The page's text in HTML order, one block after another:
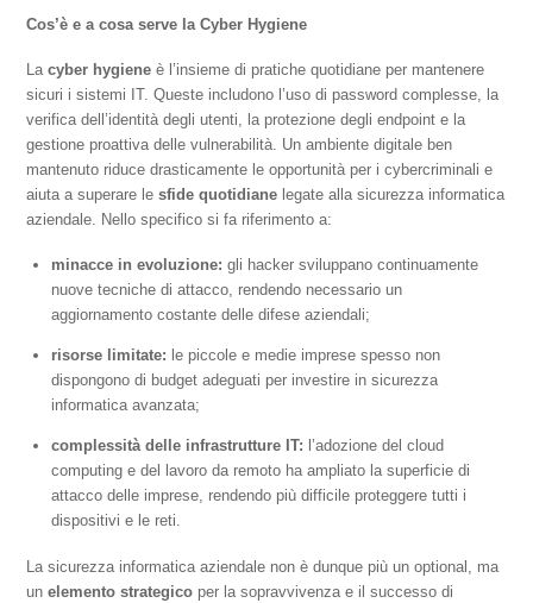
Cos’è e a cosa serve la Cyber Hygiene
Lacyber hygiene è l’insieme di pratiche quotidiane per mantenere
sicuri i sistemi IT. Queste includono l’uso di password complesse, la
verifica dell’identità degli utenti, la protezione degli endpoint e la
gestione proattiva delle vulnerabilità. Un ambiente digitale ben
mantenuto riduce drasticamente le opportunità per i cybercriminali e
aiuta a superare lesfide quotidiane legate alla sicurezza informatica
aziendale. Nello specifico si fa riferimento a:
minacce in evoluzione: gli hacker sviluppano continuamente
nuove tecniche di attacco, rendendo necessario un
aggiornamento costante delle difese aziendali;
risorse limitate: le piccole e medie imprese spesso non
dispongono di budget adeguati per investire in sicurezza
informatica avanzata;
complessità delle infrastrutture IT: l’adozione del cloud
computing e del lavoro da remoto ha ampliato la superficie di
attacco delle imprese, rendendo più difficile proteggere tutti i
dispositivi e le reti.
La sicurezza informatica aziendale non è dunque più un optional, ma
unelemento strategico per la sopravvivenza e il successo di